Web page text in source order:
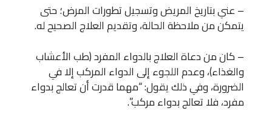
– عني بتاريخ المريض وتسجيل تطورات المرض؛ حتى
يتمكن من ملاحظة الحالة، وتقديم العلاج الصحيح له.
– كان من دعاة العلاج بالدواء المفرد (طب الأعشاب
والغذاء)، وعدم اللجوء إلى الدواء المركب إلا في
الضرورة، وفي ذلك يقول: “مهما قدرت أن تعالج بدواء
مفرد، فلا تعالج بدواء مركب”.